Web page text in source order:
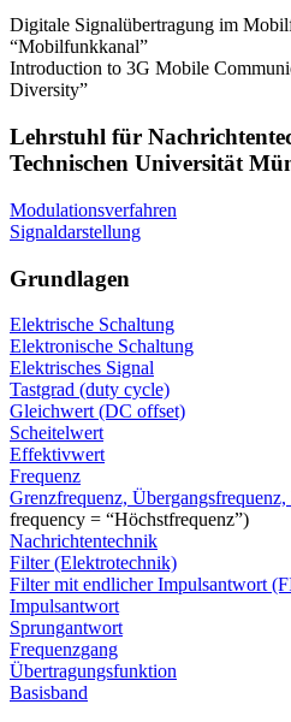
Digitale Signalübertragung im
“Mobilfunkkanal”
Introduction to 3G Mobile
Diversity”
Lehrstuhl für
Technischen Universität
Modulationsverfahren
Signaldarstellung
Grundlagen
Elektrische Schaltung
Elektronische Schaltung
Elektrisches Signal
Tastgrad (duty cycle)
Gleichwert (DC offset)
Scheitelwert
Effektivwert
Frequenz
Grenzfrequenz,
frequency = “Höchstfrequenz”)
Nachrichtentechnik
Filter (Elektrotechnik)
Filter mit endlicher Impulsantwort
Impulsantwort
Sprungantwort
Frequenzgang
Übertragungsfunktion
Basisband